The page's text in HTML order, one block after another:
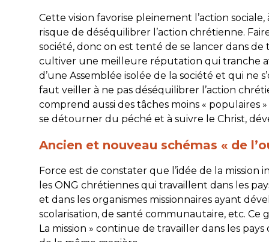
Cette vision favorise pleinement l’action
risque de déséquilibrer l’action chrétienne.
société, donc on est tenté de se lancer dans
cultiver une meilleure réputation qui tranche
d’une Assemblée isolée de la société et qui ne
faut veiller à ne pas déséquilibrer l’action
comprend aussi des tâches moins « populaires
se détourner du péché et à suivre le Christ,
Ancien et nouveau schémas « de
Force est de constater que l’idée de la
les ONG chrétiennes qui travaillent dans les
et dans les organismes missionnaires ayant
scolarisation, de santé communautaire, etc.
La mission » continue de travailler dans les